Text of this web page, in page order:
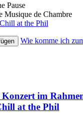
Pause
Musique de Chambre
Chill at the Phil
Wie komme ich
Konzert im
at the Phil